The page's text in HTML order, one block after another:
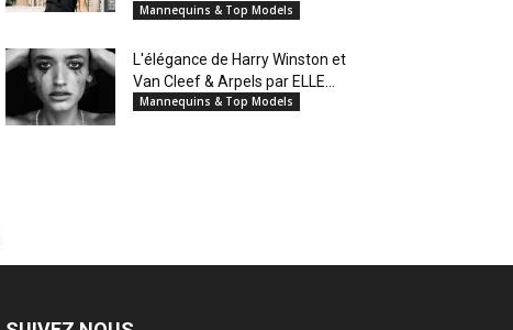
Mannequins & Top Models
L'élégance de Harry Winston et
Van Cleef & Arpels par ELLE...
Mannequins & Top Models